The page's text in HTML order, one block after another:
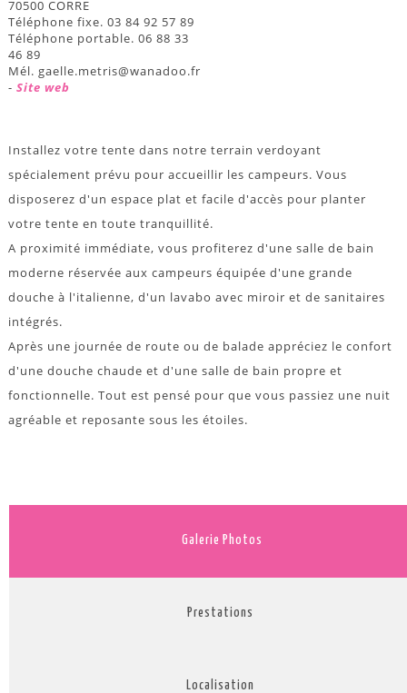
70500 CORRE
Téléphone fixe. 03 84 92 57 89
Téléphone portable. 06 88 33
46 89
Mél. gaelle.metris@wanadoo.fr
- Site web
Installez votre tente dans notre terrain verdoyant
spécialement prévu pour accueillir les campeurs. Vous
disposerez d'un espace plat et facile d'accès pour planter
votre tente en toute tranquillité.
A proximité immédiate, vous profiterez d'une salle de bain
moderne réservée aux campeurs équipée d'une grande
douche à l'italienne, d'un lavabo avec miroir et de sanitaires
intégrés.
Après une journée de route ou de balade appréciez le confort
d'une douche chaude et d'une salle de bain propre et
fonctionnelle. Tout est pensé pour que vous passiez une nuit
agréable et reposante sous les étoiles.
Galerie Photos
Prestations
Localisation